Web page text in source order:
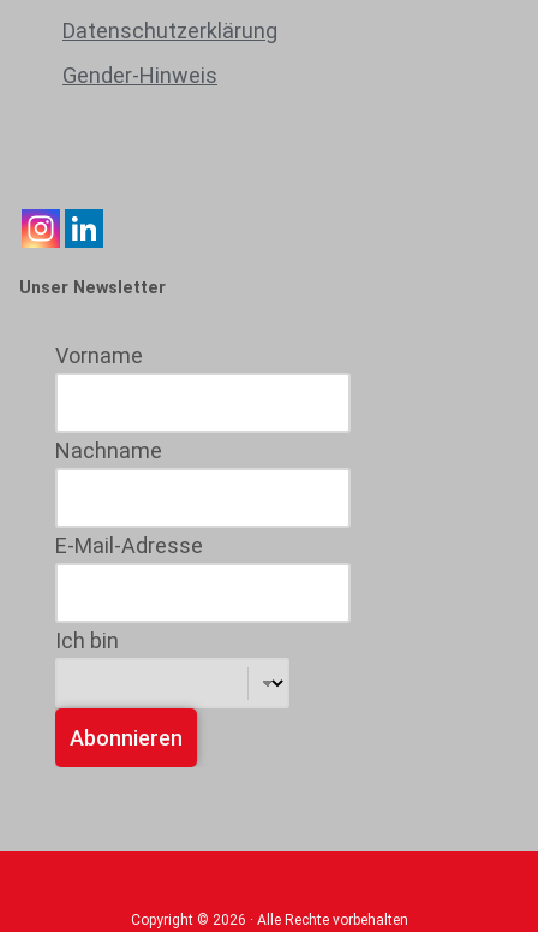
Datenschutzerklärung
Gender-Hinweis
Unser Newsletter
Vorname
Nachname
E-Mail-Adresse
Ich bin
Copyright © 2026 · Alle Rechte vorbehalten